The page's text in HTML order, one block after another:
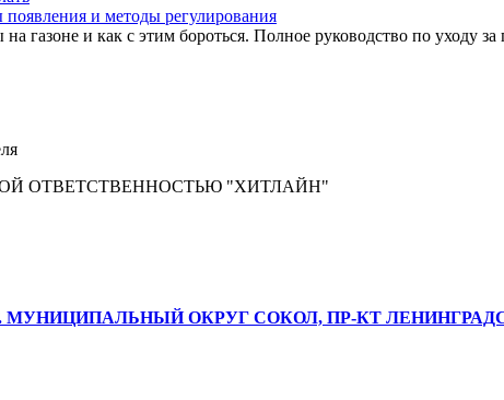
и методы регулирования
газоне и как с этим бороться. Полное руководство по уходу
ОТВЕТСТВЕННОСТЬЮ "ХИТЛАЙН"
МУНИЦИПАЛЬНЫЙ ОКРУГ СОКОЛ, ПР-КТ